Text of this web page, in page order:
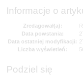
Informacje o
Zredagował(a):
Data powstania:
Data ostatniej modyfikacji:
Liczba wyświetleń:
Podziel się